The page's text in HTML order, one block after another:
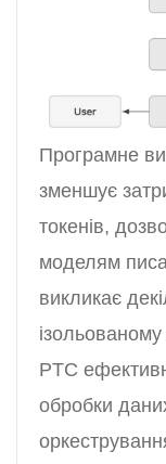
Програмне
зменшує
токенів,
моделям
викликає
PTC
обробки